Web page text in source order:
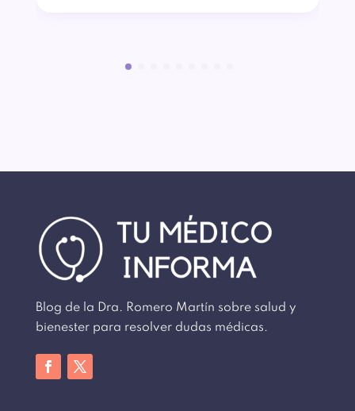
Blog de la Dra. Romero Martín sobre salud y
bienester para resolver dudas médicas.